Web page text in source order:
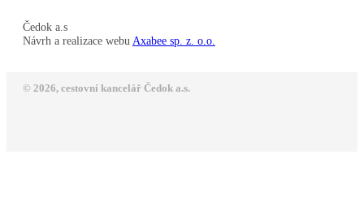
Čedok a.s
Návrh a realizace webu Axabee sp. z. o.o.
© 2026, cestovní kancelář Čedok a.s.